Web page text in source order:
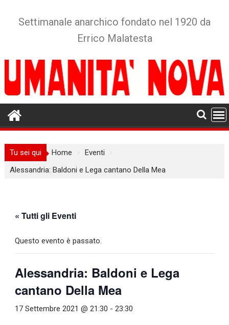
Settimanale anarchico fondato nel 1920 da
Errico Malatesta
Tu sei qui Home
Eventi
Alessandria: Baldoni e Lega cantano Della Mea
« Tutti gli Eventi
Questo evento è passato.
Alessandria: Baldoni e Lega
cantano Della Mea
17 Settembre 2021 @ 21:30 -23:30